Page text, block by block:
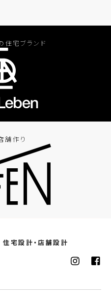
住宅ブランド
舗作り
宅設計・店舗設計